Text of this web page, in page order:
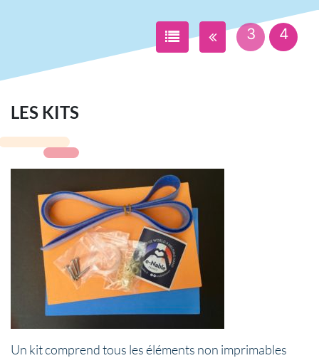
3 4
LES KITS
Un kit comprend tous les éléments non imprimables